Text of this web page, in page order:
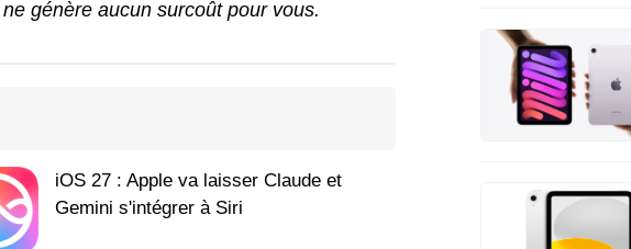
génère aucun surcoût pour vous.
iOS 27 : Apple va laisser Claude et
Gemini s'intégrer à Siri